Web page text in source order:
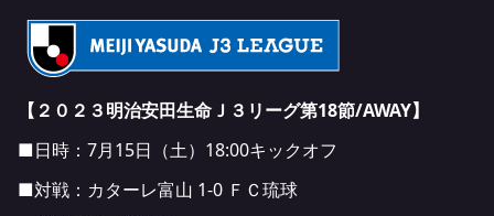
【２０２３明治安田生命Ｊ３リーグ第18節/AWAY】
■日時：7月15日（土）18:00キックオフ
■対戦：カターレ富山 1-0 ＦＣ琉球